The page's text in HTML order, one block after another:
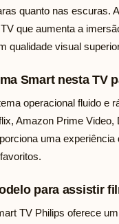
quanto nas escuras.
que aumenta a
qualidade visual
Smart nesta TV
operacional fluido e
Amazon Prime
uma
para assistir
TV Philips oferece